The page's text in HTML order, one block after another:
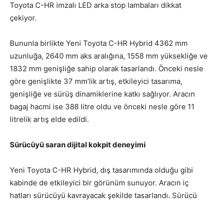
Toyota C-HR imzalı LED arka stop lambaları dikkat
çekiyor.
Bununla birlikte Yeni Toyota C-HR Hybrid 4362 mm
uzunluğa, 2640 mm aks aralığına, 1558 mm yüksekliğe ve
1832 mm genişliğe sahip olarak tasarlandı. Önceki nesle
göre genişlikte 37 mm’lik artış, etkileyici tasarıma,
genişliğe ve sürüş dinamiklerine katkı sağlıyor. Aracın
bagaj hacmi ise 388 litre oldu ve önceki nesle göre 11
litrelik artış elde edildi.
Sürücüyü saran dijital kokpit deneyimi
Yeni Toyota C-HR Hybrid, dış tasarımında olduğu gibi
kabinde de etkileyici bir görünüm sunuyor. Aracın iç
hatları sürücüyü kavrayacak şekilde tasarlandı. Sürücü